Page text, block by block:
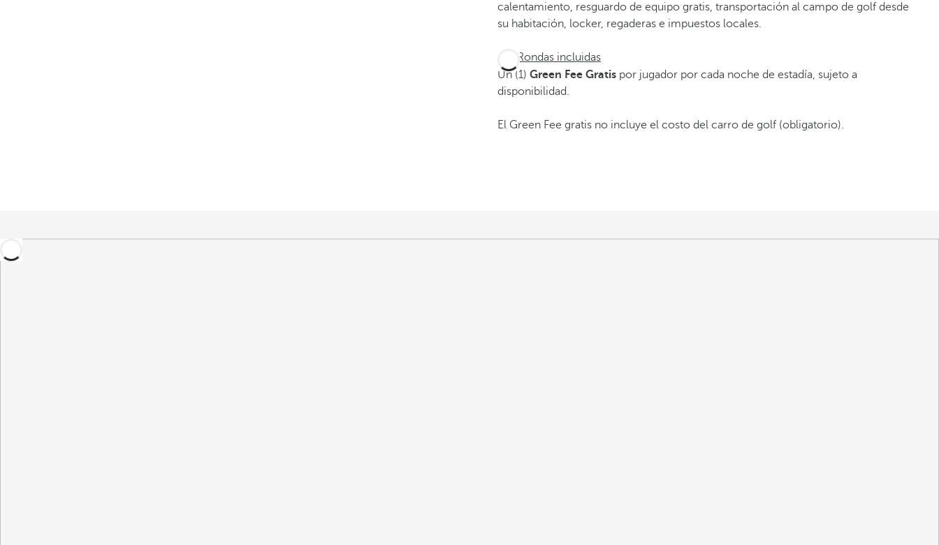
calentamiento, resguardo de equipo gratis, transportación al campo de golf desde
su habitación, locker, regaderas e impuestos locales.
Rondas incluidas
Un (1) Green Fee Gratis por jugador por cada noche de estadía, sujeto a
disponibilidad.
El Green Fee gratis no incluye el costo del carro de golf (obligatorio).